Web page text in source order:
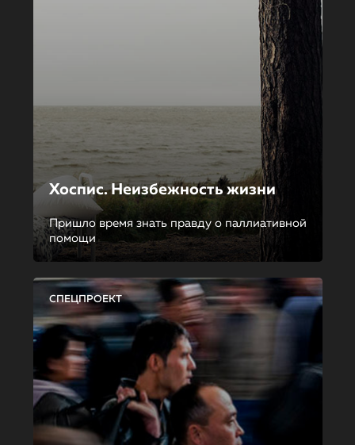
Хоспис. Неизбежность жизни
Пришло время знать правду о паллиативной
помощи
СПЕЦПРОЕКТ